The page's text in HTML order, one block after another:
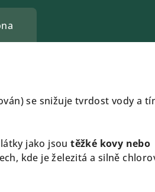
se snižuje tvrdost vody a
jako jsou těžké kovy nebo
kde je železitá a silně